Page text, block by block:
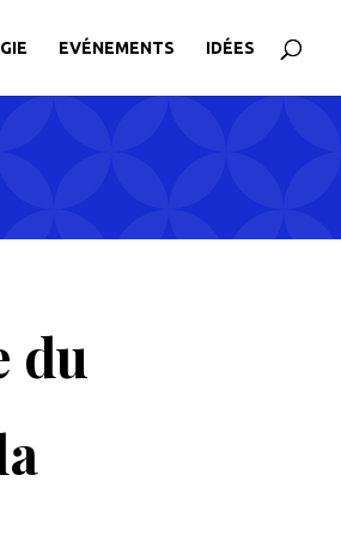
EVÉNEMENTS IDÉES
du